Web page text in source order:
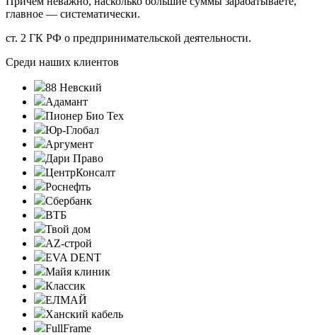
главное — систематически.
ст. 2 ГК РФ о предпринимательской деятельности.
Среди наших клиентов
88 Невский
Адамант
Пионер Био Тех
Юр-Глобал
Аргумент
Дари Право
ЦентрКонсалт
Роснефть
Сбербанк
ВТБ
Твой дом
AZ-строй
EVA DENT
Майя клиник
Классик
ЕЛМАЙ
Ханский кабель
FullFrame